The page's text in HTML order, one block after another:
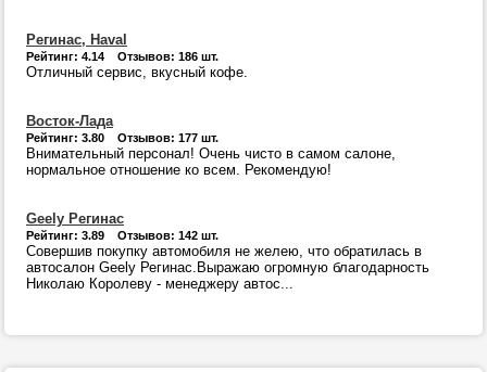
Регинас, Haval
Рейтинг: 4.14 Отзывов: 186 шт.
Отличный сервис, вкусный кофе.
Восток-Лада
Рейтинг: 3.80 Отзывов: 177 шт.
Внимательный персонал! Очень чисто в самом салоне,
нормальное отношение ко всем. Рекомендую!
Geely Регинас
Рейтинг: 3.89 Отзывов: 142 шт.
Совершив покупку автомобиля не желею, что обратилась в
автосалон Geely Регинас.Выражаю огромную благодарность
Николаю Королеву - менеджеру автос...